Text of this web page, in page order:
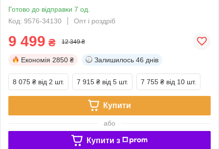
Готово до відправки 7 од.
Код: 9576-34130
Опт і роздріб
9 499 ₴ 12 349 ₴
Економія 2850 ₴ Залишилось 46 днів
8 075 ₴ від 2 шт. 7 915 ₴ від 5 шт. 7 755 ₴ від 10 шт.
Купити
або
Купити з